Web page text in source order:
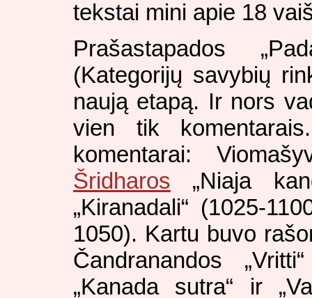
tekstai mini apie 18
Prašastapados
(Kategorijų savybių
naują etapą. Ir nors
vien tik
komentarai:
Šridharos „Niaja
„Kiranadali“ (1025-
1050). Kartu buvo
Čandranandos
„Kanada sutra“ ir